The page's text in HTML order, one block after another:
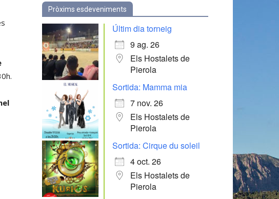
Pròxims esdeveniments
Últim dia torneig
9 ag. 26
Els Hostalets de
Pierola
Sortida: Mamma mia
7 nov. 26
Els Hostalets de
Pierola
Sortida: Cirque du soleil
4 oct. 26
Els Hostalets de
Pierola